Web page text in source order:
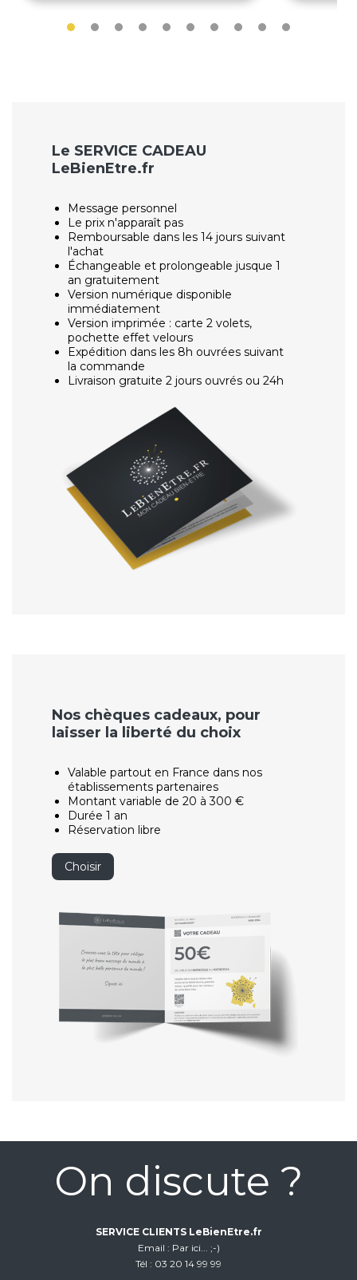
Le SERVICE CADEAU
LeBienEtre.fr
Message personnel
Le prix n'apparaît pas
Remboursable dans les 14 jours suivant
l'achat
Échangeable et prolongeable jusque 1
an gratuitement
Version numérique disponible
immédiatement
Version imprimée : carte 2 volets,
pochette effet velours
Expédition dans les 8h ouvrées suivant
la commande
Livraison gratuite 2 jours ouvrés ou 24h
Nos chèques cadeaux, pour
laisser la liberté du choix
Valable partout en France dans nos
établissements partenaires
Montant variable de 20 à 300 €
Durée 1 an
Réservation libre
Choisir
On discute ?
SERVICE CLIENTS LeBienEtre.fr
Email
Par ici... ;-)
Tél
03 20 14 99 99